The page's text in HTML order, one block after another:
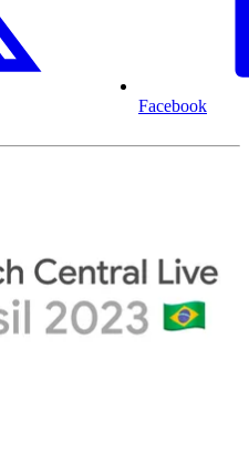
Facebook